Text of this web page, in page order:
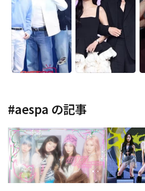
#aespa の記事